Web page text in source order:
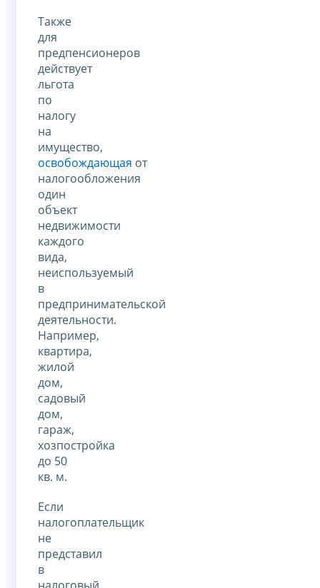
Также
для
предпенсионеров
действует
льгота
по
налогу
на
имущество,
освобождающая от
налогообложения
один
объект
недвижимости
каждого
вида,
неиспользуемый
в
предпринимательской
деятельности.
Например,
квартира,
жилой
дом,
садовый
дом,
гараж,
хозпостройка
до 50
кв. м.
Если
налогоплательщик
не
представил
в
налоговый